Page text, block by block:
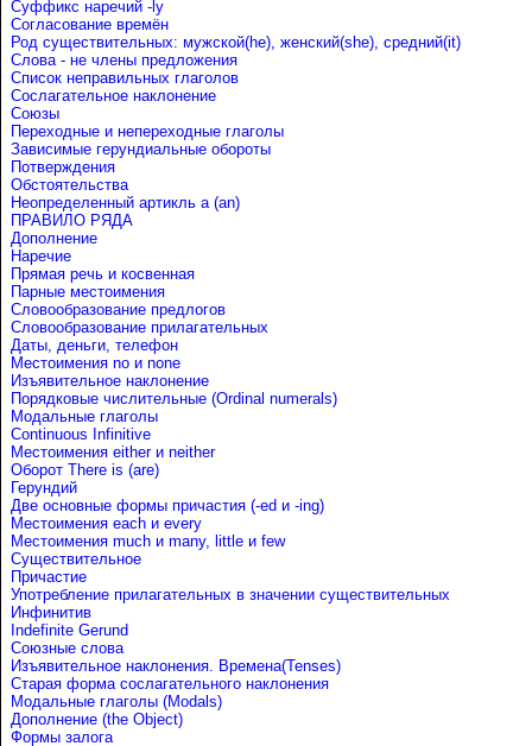
Cуффикс наречий -ly
Согласование времён
Род существительных: мужской(he), женский(she), средний(it)
Слова - не члены предложения
Список неправильных глаголов
Сослагательное наклонение
Союзы
Переходные и непереходные глаголы
Зависимые герундиальные обороты
Потверждения
Обстоятельства
Неопределенный артикль a (an)
ПРАВИЛО РЯДА
Дополнение
Наречие
Прямая речь и косвенная
Парные местоимения
Словообразование предлогов
Словообразование прилагательных
Даты, деньги, телефон
Местоимения no и none
Изъявительное наклонение
Порядковые числительные (Ordinal numerals)
Модальные глаголы
Continuous Infinitive
Местоимения either и neither
Оборот There is (are)
Герундий
Две основные формы причастия (-ed и -ing)
Местоимения each и every
Местоимения much и many, little и few
Существительное
Причастие
Употребление прилагательных в значении существительных
Инфинитив
Indefinite Gerund
Союзные слова
Изъявительное наклонения. Времена(Tenses)
Старая форма сослагательного наклонения
Модальные глаголы (Modals)
Дополнение (the Object)
Формы залога